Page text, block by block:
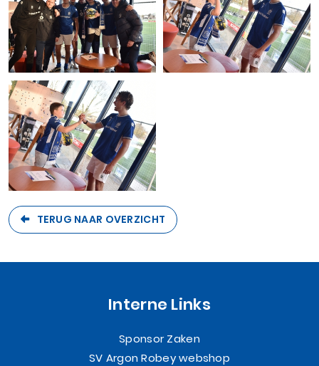
TERUG NAAR OVERZICHT
Interne Links
Sponsor Zaken
SV Argon Robey webshop